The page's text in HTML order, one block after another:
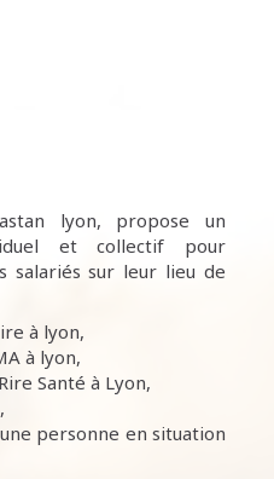
lyon, propose un
et collectif pour
salariés sur leur lieu de
à lyon,
à lyon,
Santé à Lyon,
personne en situation